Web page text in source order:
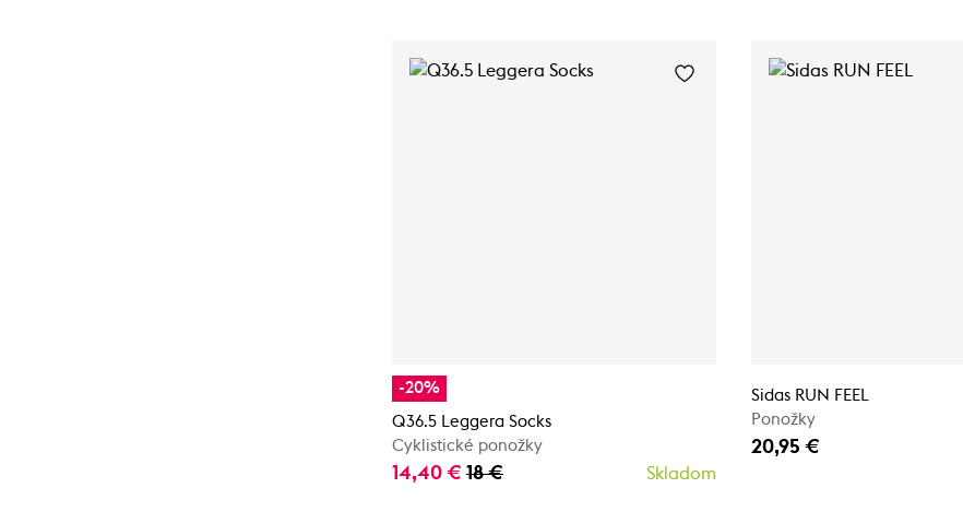
-20%
Q36.5 Leggera Socks
Cyklistické ponožky
14,40 € 18 € Skladom
Sidas RUN FEEL
Ponožky
20,95 €